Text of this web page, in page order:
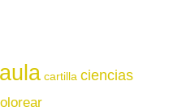
aula cartilla ciencias